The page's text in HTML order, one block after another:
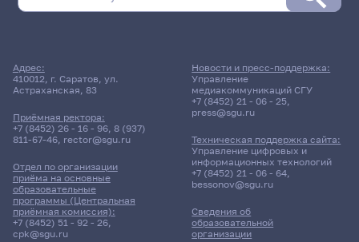
Адрес:
410012, г. Саратов, ул.
Астраханская, 83
Приёмная ректора:
+7 (8452) 26 - 16 - 96, 8 (937)
811-67-46, rector@sgu.ru
Отдел по организации
приёма на основные
образовательные
программы (Центральная
приёмная комиссия):
+7 (8452) 51 - 92 - 26,
cpk@sgu.ru
Сведения об
образовательной
организации
Новости и пресс-поддержка:
Управление
медиакоммуникаций СГУ
+7 (8452) 21 - 06 - 25,
press@sgu.ru
Техническая поддержка сайта:
Управление цифровых и
информационных технологий
+7 (8452) 21 - 06 - 64,
bessonov@sgu.ru